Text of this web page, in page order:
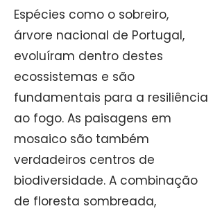
Espécies como o sobreiro,
árvore nacional de Portugal,
evoluíram dentro destes
ecossistemas e são
fundamentais para a resiliência
ao fogo. As paisagens em
mosaico são também
verdadeiros centros de
biodiversidade. A combinação
de floresta sombreada,